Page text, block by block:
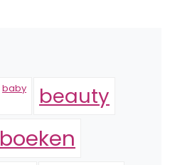
baby beauty
boeken